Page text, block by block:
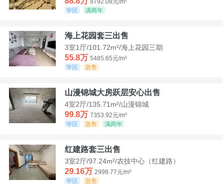
学区
满两年
海上花园套三出售
3室1厅/101.72m²/海上花园三期
55.8万 5485.65元/m²
学区
急售
山漫锦城大房跃层安心出售
4室2厅/135.71m²/山漫锦城
99.8万 7353.92元/m²
学区
急售 满两年
红建路套三出售
3室2厅/97.24m²/农技中心（红建路）
29.16万 2998.77元/m²
学区
急售